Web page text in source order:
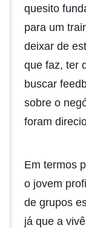
quesito
para um
deixar de
que faz, ter
buscar
sobre o
foram
Em termos
o jovem
de grupos
já que a